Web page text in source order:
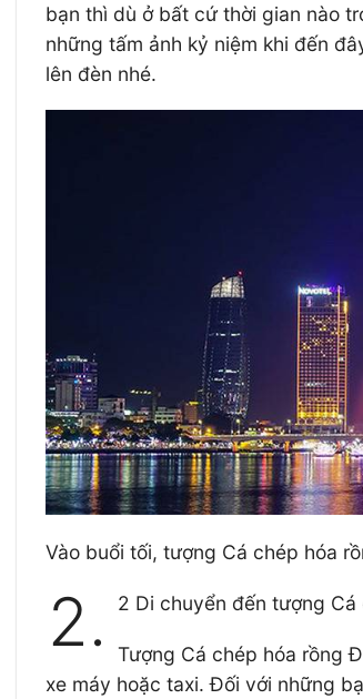
bạn thì dù ở bất cứ thời gian nào
những tấm ảnh kỷ niệm khi đến
lên đèn nhé.
Vào buổi tối, tượng Cá chép hóa
2. 2 Di chuyển đến tượng Cá
Tượng Cá chép hóa rồng
xe máy hoặc taxi. Đối với những